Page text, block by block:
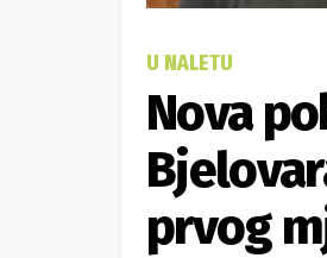
U NALETU
Nova
prvog